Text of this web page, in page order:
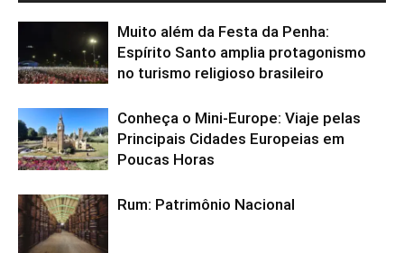
Muito além da Festa da Penha:
Espírito Santo amplia protagonismo
no turismo religioso brasileiro
Conheça o Mini-Europe: Viaje pelas
Principais Cidades Europeias em
Poucas Horas
Rum: Patrimônio Nacional